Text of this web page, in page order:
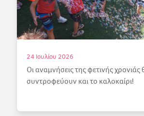
18 Ιουλίου 2026
Γιορτάζουμε την Άνοιξη